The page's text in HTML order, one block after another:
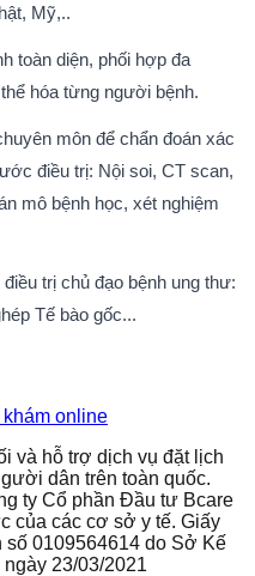
Mỹ,..
toàn diện, phối hợp đa
hóa từng người bệnh.
môn để chẩn đoán xác
điều trị: Nội soi, CT scan,
mô bệnh học, xét nghiệm
trị chủ đạo bệnh ung thư:
Tế bào gốc...
online
và hỗ trợ dịch vụ đặt lịch
dân trên toàn quốc.
ty Cổ phần Đầu tư Bcare
của các cơ sở y tế. Giấy
0109564614 do Sở Kế
23/03/2021